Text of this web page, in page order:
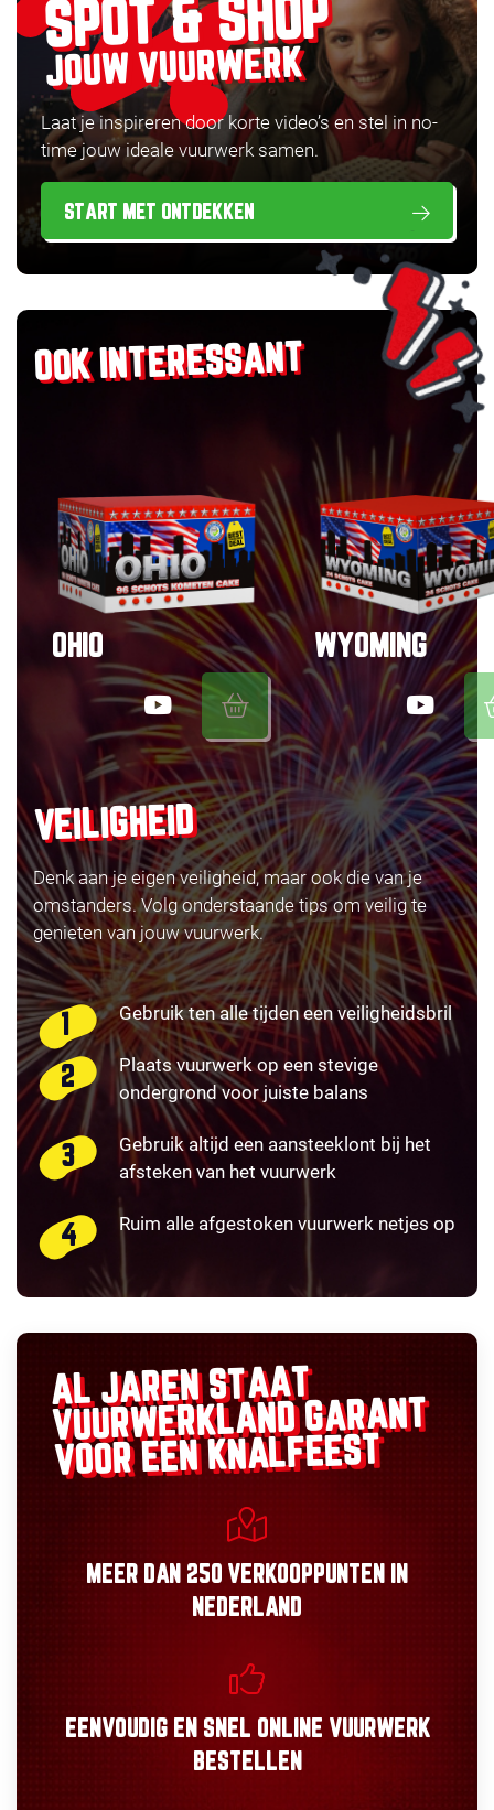
SPOT & SHOP
JOUW VUURWERK
Laat je inspireren door korte video’s en stel in no-
time jouw ideale vuurwerk samen.
START MET ONTDEKKEN
OOK INTERESSANT
OHIO WYOMING
VEILIGHEID
Denk aan je eigen veiligheid, maar ook die van je
omstanders. Volg onderstaande tips om veilig te
genieten van jouw vuurwerk.
Gebruik ten alle tijden een veiligheidsbril
Plaats vuurwerk op een stevige
ondergrond voor juiste balans
Gebruik altijd een aansteeklont bij het
afsteken van het vuurwerk
Ruim alle afgestoken vuurwerk netjes op
AL JAREN STAAT
VUURWERKLANDGARANT
VOOR EEN KNALFEEST
MEER DAN 250 VERKOOPPUNTEN
IN
NEDERLAND
EENVOUDIGEN SNEL ONLINE VUURWERK
BESTELLEN